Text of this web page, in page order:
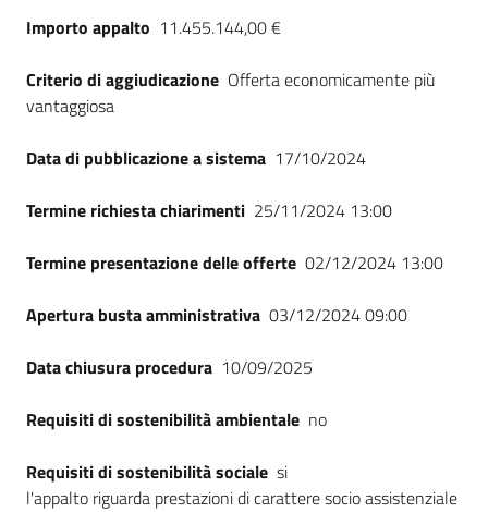
Importo appalto 11.455.144,00 €
Criterio di aggiudicazione Offerta economicamente più
vantaggiosa
Data di pubblicazione a sistema 17/10/2024
Termine richiesta chiarimenti 25/11/2024 13:00
Termine presentazione delle offerte 02/12/2024 13:00
Apertura busta amministrativa 03/12/2024 09:00
Data chiusura procedura 10/09/2025
Requisiti di sostenibilità ambientale no
Requisiti di sostenibilità sociale si
l'appalto riguarda prestazioni di carattere socio assistenziale